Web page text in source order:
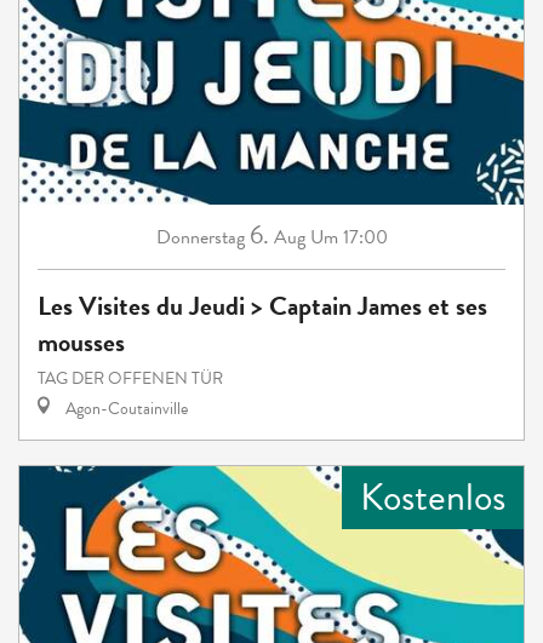
Donnerstag 6. Aug Um 17:00
Les Visites du Jeudi > Captain James et ses
mousses
TAG DER OFFENEN TÜR
Agon-Coutainville
Kostenlos